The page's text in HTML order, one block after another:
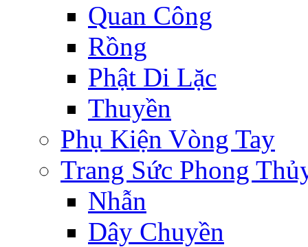
Quan Công
Rồng
Phật Di Lặc
Thuyền
Phụ Kiện Vòng Tay
Trang Sức Phong
Nhẫn
Dây Chuyền